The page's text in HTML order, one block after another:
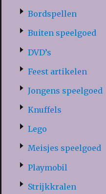
Bordspellen
Buiten speelgoed
DVD’s
Feest artikelen
Jongens speelgoed
Knuffels
Lego
Meisjes speelgoed
Playmobil
Strijkkralen